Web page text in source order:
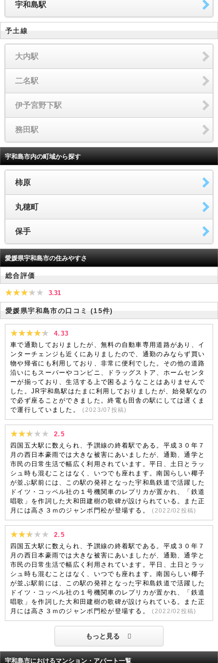
宇和島駅
予土線
大内駅
二名駅
伊予宮野下駅
務田駅
宇和島市内の町域から探す
柿原
丸穂町
保手
愛媛県宇和島市の住みやすさ
総合評価
3.31
愛媛県宇和島市の口コミ (15件)
4.33
車で通勤しておりましたが、無料の自動車専用道路があり、イ
ンターチェンジも近くにありましたので、通勤のみならず買い
物や帰省にも利用しており、非常に便利でした。その他の道路
沿いにもスーパーやコンビニ、ドラッグストア、ホームセンタ
ーが揃っており、生活する上で困るようなことはありませんで
した。JR宇和島駅はたまに利用しておりましたが、始発駅なの
で必ず座ることができました。終電も田舎の駅にしては遅くま
で運行していました。
(2023/07 投稿)
2.5
四国五大駅に数えられ、予讃線の終着駅である。平成３０年７
月の西日本豪雨では大きな被害にあいましたが、通勤、通学と
市民の日常生活で幅広く利用されています。平日、土日とラッ
シュ時も混むことはなく、いつでも座れます。南国らしい椰子
が並ぶ駅前には、この駅の発祥となった宇和島鉄道で活躍した
ドイツ・コッペル社の１号機関車のレプリカが置かれ、「鉄道
唱歌」を作詞した大和田建樹の歌碑が設けられている。また正
月には高さ３ｍのジャンボ門松が登場する。
(2022/02 投稿)
2.5
四国五大駅に数えられ、予讃線の終着駅である。平成３０年７
月の西日本豪雨では大きな被害にあいましたが、通勤、通学と
市民の日常生活で幅広く利用されています。平日、土日とラッ
シュ時も混むことはなく、いつでも座れます。南国らしい椰子
が並ぶ駅前には、この駅の発祥となった宇和島鉄道で活躍した
ドイツ・コッペル社の１号機関車のレプリカが置かれ、「鉄道
唱歌」を作詞した大和田建樹の歌碑が設けられている。また正
月には高さ３ｍのジャンボ門松が登場する。
(2022/02 投稿)
もっと見る
宇和島市におけるマンション・アパート一覧